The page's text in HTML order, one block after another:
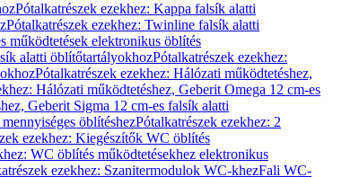
Pótalkatrészek ezekhez: Kappa falsík alatti
Pótalkatrészek ezekhez: Twinline falsík alatti
működtetések elektronikus öblítés
alatti öblítőtartályokhozPótalkatrészek ezekhez:
Pótalkatrészek ezekhez: Hálózati működtetéshez,
Hálózati működtetéshez, Geberit Omega 12 cm-es
Geberit Sigma 12 cm-es falsík alatti
mennyiséges öblítéshezPótalkatrészek ezekhez: 2
ezekhez: Kiegészítők WC öblítés
WC öblítés működtetésekhez elektronikus
ezekhez: Szanitermodulok WC-khezFali WC-